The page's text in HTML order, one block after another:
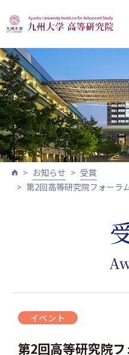
お知らせ
受賞
第2回高等研究院フォーラ
イベント
第2回高等研究院